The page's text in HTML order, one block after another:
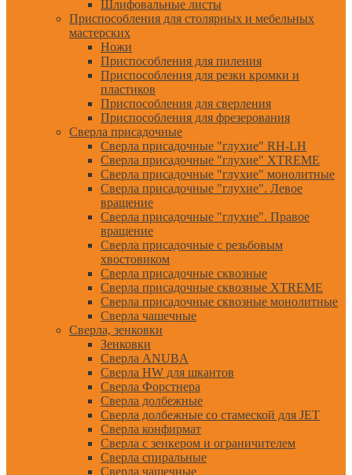
Шлифовальные листы
Приспособления для столярных и мебельных
мастерских
Ножи
Приспособления для пиления
Приспособления для резки кромки и
пластиков
Приспособления для сверления
Приспособления для фрезерования
Сверла присадочные
Сверла присадочные "глухие" RH-LH
Сверла присадочные "глухие" XTREME
Сверла присадочные "глухие" монолитные
Сверла присадочные "глухие". Левое
вращение
Сверла присадочные "глухие". Правое
вращение
Сверла присадочные с резьбовым
хвостовиком
Сверла присадочные сквозные
Сверла присадочные сквозные XTREME
Сверла присадочные сквозные монолитные
Сверла чашечные
Сверла, зенковки
Зенковки
Сверла ANUBA
Сверла HW для шкантов
Сверла Форстнера
Сверла долбежные
Сверла долбежные со стамеской для JET
Сверла конфирмат
Сверла с зенкером и ограничителем
Сверла спиральные
Сверла чашечные